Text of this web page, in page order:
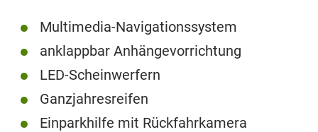
Multimedia-Navigationssystem
anklappbar Anhängevorrichtung
LED-Scheinwerfern
Ganzjahresreifen
Einparkhilfe mit Rückfahrkamera